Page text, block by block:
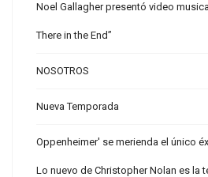
Noel Gallagher presentó video
There in the End”
NOSOTROS
Nueva Temporada
Oppenheimer' se merienda el único
Lo nuevo de Christopher Nolan es la